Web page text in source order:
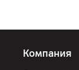
Компания